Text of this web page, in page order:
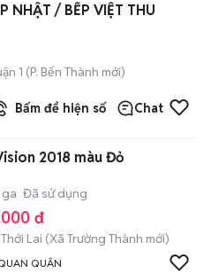
NHẬT / BẾP VIỆT THU
1 (P. Bến Thành mới)
Bấm để hiện số Chat
2018 màu Đỏ
ga Đã sử dụng
đ
Lai (Xã Trường Thành mới)
QUÂN